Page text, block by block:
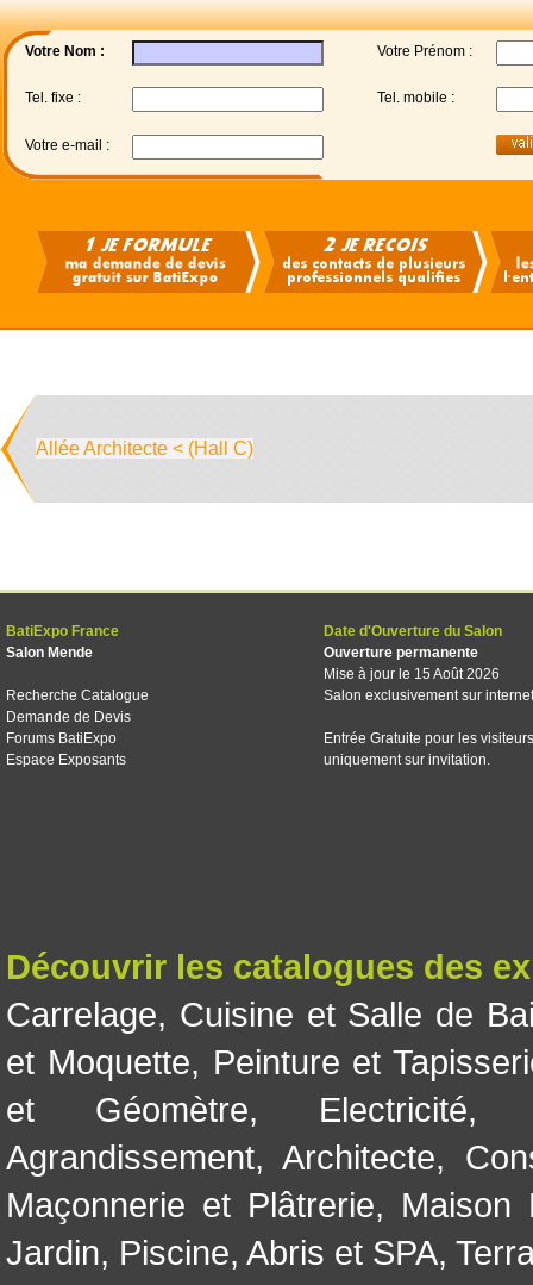
Votre Nom : Votre Prénom :
Tel. fixe : Tel. mobile :
Votre e-mail :
Allée Architecte < (Hall C)
BatiExpo France
Salon Mende
Recherche Catalogue
Demande de Devis
Forums BatiExpo
Espace Exposants
Date d'Ouverture du Salon
Ouverture permanente
Mise à jour le 15 Août 2026
Salon exclusivement sur internet
Entrée Gratuite pour les visiteurs
uniquement sur invitation.
Découvrir les catalogues des
Carrelage, Cuisine et Salle de
et Moquette, Peinture et
et Géomètre, Electricité
Agrandissement, Architecte,
Maçonnerie et Plâtrerie, Maison
Jardin, Piscine, Abris et SPA,